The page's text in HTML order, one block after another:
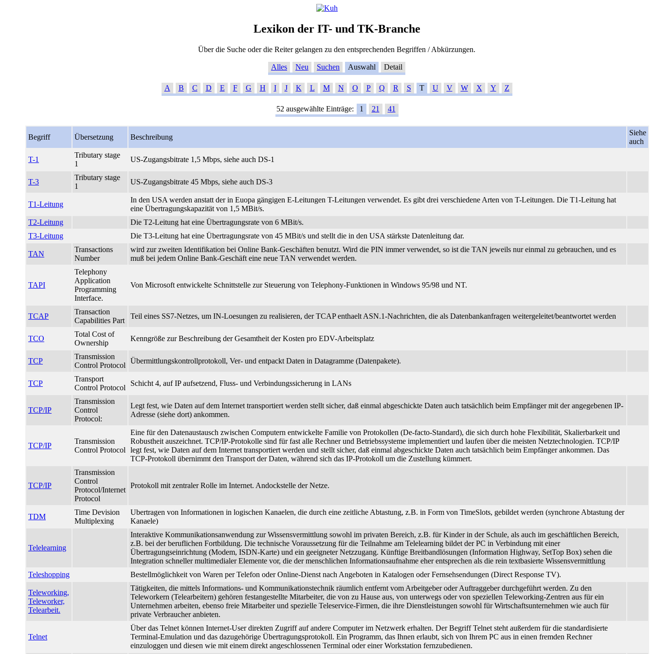
Lexikon der IT- und TK-Branche
Über die Suche oder die Reiter gelangen zu den entsprechenden Begriffen / Abkürzungen.
Alles Neu Suchen Auswahl Detail
A B C D E F G H I J K L M N O P Q R S T U V W X Y Z
52 ausgewählte Einträge: 1 21 41
Begriff Übersetzung Beschreibung
Siehe
auch
T-1
Tributary stage
1
US-Zugangsbitrate 1,5 Mbps, siehe auch DS-1
T-3
Tributary stage
1
US-Zugangsbitrate 45 Mbps, siehe auch DS-3
T1-Leitung
In den USA werden anstatt der in Euopa gängigen E-Leitungen T-Leitungen verwendet. Es gibt drei verschiedene Arten von T-Leitungen. Die T1-Leitung hat
eine Übertragungskapazität von 1,5 MBit/s.
T2-Leitung
Die T2-Leitung hat eine Übertragungsrate von 6 MBit/s.
T3-Leitung
Die T3-Leitung hat eine Übertragungsrate von 45 MBit/s und stellt die in den USA stärkste Datenleitung dar.
TAN
Transactions
Number
wird zur zweiten Identifikation bei Online Bank-Geschäften benutzt. Wird die PIN immer verwendet, so ist die TAN jeweils nur einmal zu gebrauchen, und es
muß bei jedem Online Bank-Geschäft eine neue TAN verwendet werden.
TAPI
Telephony
Application
Programming
Interface.
Von Microsoft entwickelte Schnittstelle zur Steuerung von Telephony-Funktionen in Windows 95/98 und NT.
TCAP
Transaction
Capabilities Part
Teil eines SS7-Netzes, um IN-Loesungen zu realisieren, der TCAP enthaelt ASN.1-Nachrichten, die als Datenbankanfragen weitergeleitet/beantwortet werden
TCO
Total Cost of
Ownership
Kenngröße zur Beschreibung der Gesamtheit der Kosten pro EDV-Arbeitsplatz
TCP
Transmission
Control Protocol
Übermittlungskontrollprotokoll, Ver- und entpackt Daten in Datagramme (Datenpakete).
TCP
Transport
Control Protocol
Schicht 4, auf IP aufsetzend, Fluss- und Verbindungssicherung in LANs
TCP/IP
Transmission
Control
Protocol:
Legt fest, wie Daten auf dem Internet transportiert werden stellt sicher, daß einmal abgeschickte Daten auch tatsächlich beim Empfänger mit der angegebenen IP-
Adresse (siehe dort) ankommen.
TCP/IP
Transmission
Control Protocol
Eine für den Datenaustausch zwischen Computern entwickelte Familie von Protokollen (De-facto-Standard), die sich durch hohe Flexibilität, Skalierbarkeit und
Robustheit auszeichnet. TCP/IP-Protokolle sind für fast alle Rechner und Betriebssysteme implementiert und laufen über die meisten Netztechnologien. TCP/IP
legt fest, wie Daten auf dem Internet transportiert werden und stellt sicher, daß einmal abgeschickte Daten auch tatsächlich beim Empfänger ankommen. Das
TCP-Protokoll übernimmt den Transport der Daten, während sich das IP-Protokoll um die Zustellung kümmert.
TCP/IP
Transmission
Control
Protocol/Internet
Protocol
Protokoll mit zentraler Rolle im Internet. Andockstelle der Netze.
TDM
Time Devision
Multiplexing
Ubertragen von Informationen in logischen Kanaelen, die durch eine zeitliche Abtastung, z.B. in Form von TimeSlots, gebildet werden (synchrone Abtastung der
Kanaele)
Telelearning
Interaktive Kommunikationsanwendung zur Wissensvermittlung sowohl im privaten Bereich, z.B. für Kinder in der Schule, als auch im geschäftlichen Bereich,
z.B. bei der beruflichen Fortbildung. Die technische Voraussetzung für die Teilnahme am Telelearning bildet der PC in Verbindung mit einer
Übertragungseinrichtung (Modem, ISDN-Karte) und ein geeigneter Netzzugang. Künftige Breitbandlösungen (Information Highway, SetTop Box) sehen die
Integration schneller multimedialer Elemente vor, die der menschlichen Informationsaufnahme eher entsprechen als die rein textbasierte Wissensvermittlung
Teleshopping
Bestellmöglichkeit von Waren per Telefon oder Online-Dienst nach Angeboten in Katalogen oder Fernsehsendungen (Direct Response TV).
Teleworking,
Teleworker,
Telearbeit.
Tätigkeiten, die mittels Informations- und Kommunikationstechnik räumlich entfernt vom Arbeitgeber oder Auftraggeber durchgeführt werden. Zu den
Teleworkern (Telearbeitern) gehören festangestellte Mitarbeiter, die von zu Hause aus, von unterwegs oder von speziellen Teleworking-Zentren aus für ein
Unternehmen arbeiten, ebenso freie Mitarbeiter und spezielle Teleservice-Firmen, die ihre Dienstleistungen sowohl für Wirtschaftsunternehmen wie auch für
private Verbraucher anbieten.
Telnet
Über das Telnet können Internet-User direkten Zugriff auf andere Computer im Netzwerk erhalten. Der Begriff Telnet steht außerdem für die standardisierte
Terminal-Emulation und das dazugehörige Übertragungsprotokoll. Ein Programm, das Ihnen erlaubt, sich von Ihrem PC aus in einen fremden Rechner
einzuloggen und diesen wie mit einem direkt angeschlossenen Terminal oder einer Workstation fernzubedienen.